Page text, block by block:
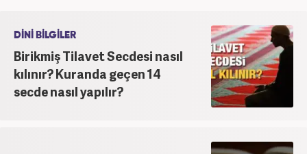
DİNİ BİLGİLER
Birikmiş Tilavet Secdesi nasıl
kılınır? Kuranda geçen 14
secde nasıl yapılır?